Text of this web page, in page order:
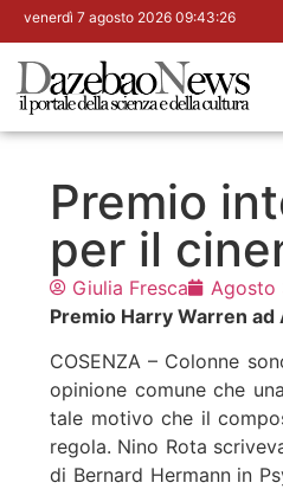
venerdì 7 agosto 2026 09:43:27
Premio
per il
Giulia Fresca Agosto
Premio Harry Warren
COSENZA – Colonne
opinione comune che
tale motivo che il
regola. Nino Rota
di Bernard Hermann in